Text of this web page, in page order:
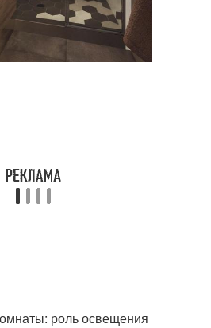
роль освещения